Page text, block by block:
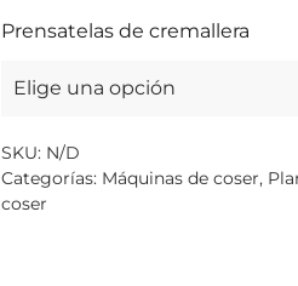
Prensatelas de cremallera
SKU: N/D
Categorías: Máquinas de coser,
coser